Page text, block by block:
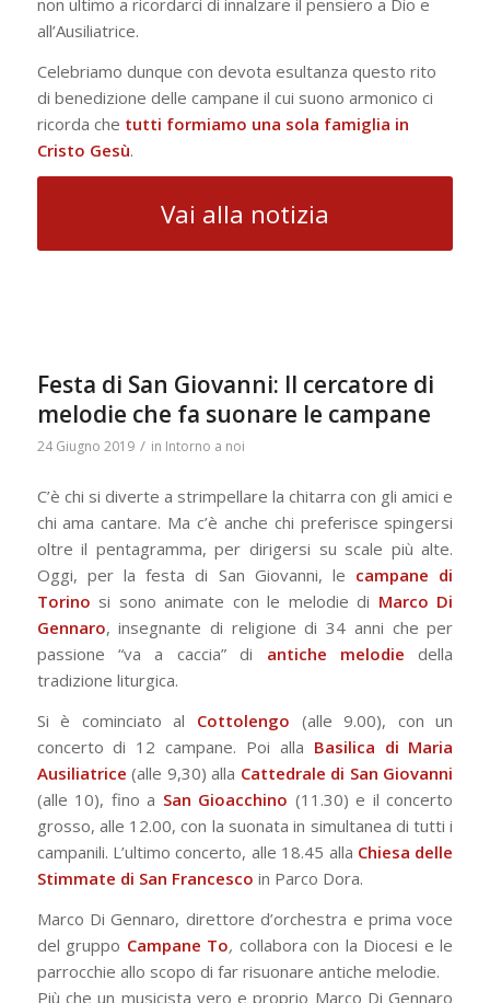
all’Ausiliatrice.
Celebriamo dunque con devota esultanza questo rito
di benedizione delle campane il cui suono armonico ci
ricorda che tutti formiamo una sola famiglia in
Cristo Gesù.
Vai alla notizia
Festa di San Giovanni: Il cercatore di
melodie che fa suonare le campane
24 Giugno 2019 / in Intorno a noi
C’è chi si diverte a strimpellare la chitarra con gli amici e
chi ama cantare. Ma c’è anche chi preferisce spingersi
oltre il pentagramma, per dirigersi su scale più alte.
Oggi, per la festa di San Giovanni, le campane di
Torino si sono animate con le melodie di Marco Di
Gennaro, insegnante di religione di 34 anni che per
passione “va a caccia” di antiche melodie della
tradizione liturgica.
Si è cominciato al Cottolengo (alle 9.00), con un
concerto di 12 campane. Poi alla Basilica di Maria
Ausiliatrice (alle 9,30) alla Cattedrale di San Giovanni
(alle 10), fino a San Gioacchino (11.30) e il concerto
grosso, alle 12.00, con la suonata in simultanea di tutti i
campanili. L’ultimo concerto, alle 18.45 alla Chiesa delle
Stimmate di San Francesco in Parco Dora.
Marco Di Gennaro, direttore d’orchestra e prima voce
del gruppo Campane To, collabora con la Diocesi e le
parrocchie allo scopo di far risuonare antiche melodie.
Più che un musicista vero e proprio Marco Di Gennaro